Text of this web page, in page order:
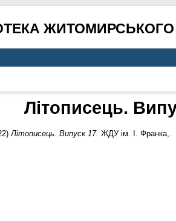
Літописець.
Літописець. Випуск 17. ЖДУ ім. І. Франка,.